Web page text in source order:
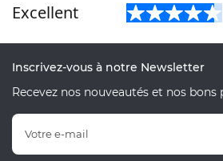
Excellent
Inscrivez-vous à notre Newsletter
Recevez nos nouveautés et nos bons